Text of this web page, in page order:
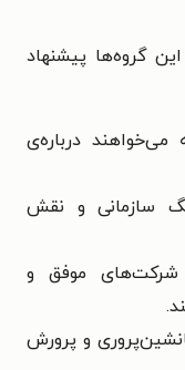
گروه‌ها پیشنهاد
درباره‌ی
سازمانی و نقش
شرکت‌های موفق و
و پرورش